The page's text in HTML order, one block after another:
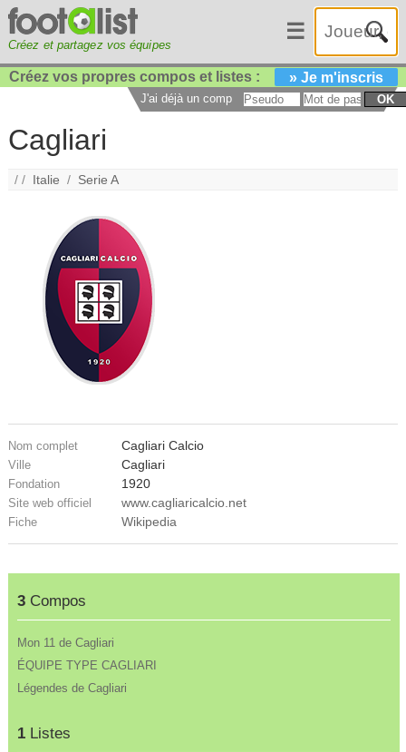
Créez et partagez vos équipes
☰
Créez vos propres compos et listes : » Je m'inscris
J'ai déjà un compte : OK
Cagliari
/ / Italie / Serie A
Nom complet Cagliari Calcio
Ville Cagliari
Fondation 1920
Site web officiel www.cagliaricalcio.net
Fiche Wikipedia
3Compos
Mon 11 de Cagliari
ÉQUIPE TYPE CAGLIARI
Légendes de Cagliari
1Listes